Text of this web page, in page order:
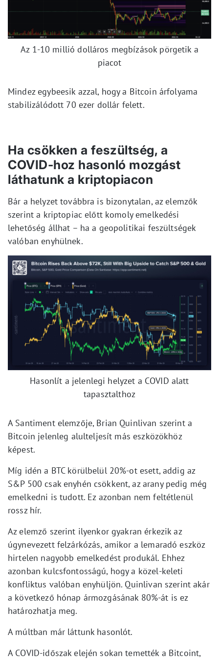
Az 1-10 millió dolláros megbízások pörgetik a
piacot
Mindez egybeesik azzal, hogy a Bitcoin árfolyama
stabilizálódott 70 ezer dollár felett.
Ha csökken a feszültség, a
COVID-hoz hasonló mozgást
láthatunk a kriptopiacon
Bár a helyzet továbbra is bizonytalan, az elemzők
szerint a kriptopiac előtt komoly emelkedési
lehetőség állhat – ha a geopolitikai feszültségek
valóban enyhülnek.
Hasonlít a jelenlegi helyzet a COVID alatt
tapasztalthoz
A Santiment elemzője, Brian Quinlivan szerint a
Bitcoin jelenleg alulteljesít más eszközökhöz
képest.
Míg idén a BTC körülbelül 20%-ot esett, addig az
S&P 500 csak enyhén csökkent, az arany pedig még
emelkedni is tudott. Ez azonban nem feltétlenül
rossz hír.
Az elemző szerint ilyenkor gyakran érkezik az
úgynevezett felzárkózás, amikor a lemaradó eszköz
hirtelen nagyobb emelkedést produkál. Ehhez
azonban kulcsfontosságú, hogy a közel-keleti
konfliktus valóban enyhüljön. Quinlivan szerint akár
a következő hónap ármozgásának 80%-át is ez
határozhatja meg.
A múltban már láttunk hasonlót.
A COVID-időszak elején sokan temették a Bitcoint,